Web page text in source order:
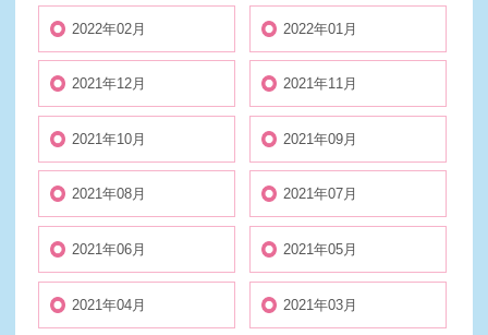
2022年02月 2022年01月
2021年12月 2021年11月
2021年10月 2021年09月
2021年08月 2021年07月
2021年06月 2021年05月
2021年04月 2021年03月